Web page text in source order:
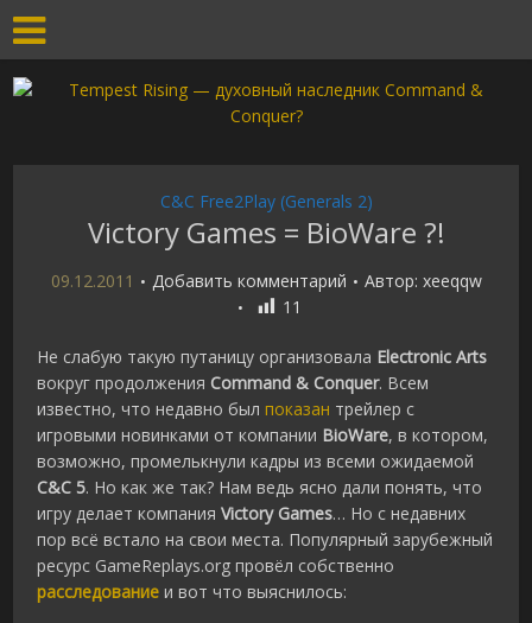
C&C Free2Play (Generals 2)
Victory Games = BioWare ?!
09.12.2011 Добавить комментарий Автор: xeeqqw
11
Не слабую такую путаницу организовала Electronic Arts
вокруг продолжения Command & Conquer. Всем
известно, что недавно былпоказан трейлер с
игровыми новинками от компании BioWare, в котором,
возможно, промелькнули кадры из всеми ожидаемой
C&C 5. Но как же так? Нам ведь ясно дали понять, что
игру делает компанияVictory Games… Но с недавних
пор всё встало на свои места. Популярный зарубежный
ресурс GameReplays.org провёл собственно
расследование и вот что выяснилось: